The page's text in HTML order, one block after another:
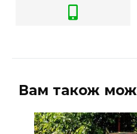
Вам також